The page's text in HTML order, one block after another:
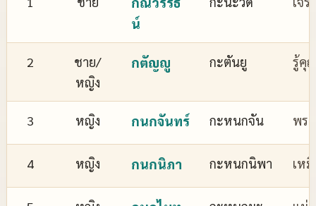
น์
2
ชาย/
หญิง
กตัญญู กะตันยู รู้คุ
3 หญิง กนกจันทร์ กะหนกจัน พร
4 หญิง กนกนิภา กะหนกนิพา เห